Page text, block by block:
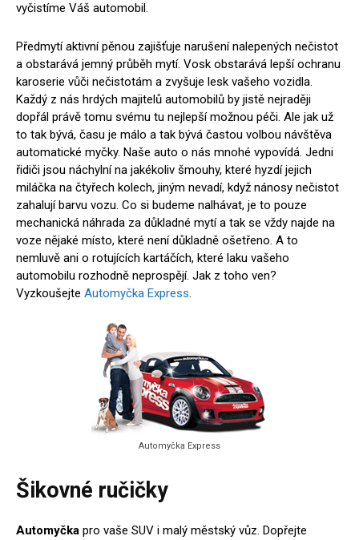
vyčistíme Váš automobil.
Předmytí aktivní pěnou zajišťuje narušení nalepených nečistot
a obstarává jemný průběh mytí. Vosk obstarává lepší ochranu
karoserie vůči nečistotám a zvyšuje lesk vašeho vozidla.
Každý z nás hrdých majitelů automobilů by jistě nejraději
dopřál právě tomu svému tu nejlepší možnou péči. Ale jak už
to tak bývá, času je málo a tak bývá častou volbou návštěva
automatické myčky. Naše auto o nás mnohé vypovídá. Jedni
řidiči jsou náchylní na jakékoliv šmouhy, které hyzdí jejich
miláčka na čtyřech kolech, jiným nevadí, když nánosy nečistot
zahalují barvu vozu. Co si budeme nalhávat, je to pouze
mechanická náhrada za důkladné mytí a tak se vždy najde na
voze nějaké místo, které není důkladně ošetřeno. A to
nemluvě ani o rotujících kartáčích, které laku vašeho
automobilu rozhodně neprospějí. Jak z toho ven?
Vyzkoušejte Automyčka Express.
Automyčka Express
Šikovné ručičky
Automyčka pro vaše SUV i malý městský vůz. Dopřejte